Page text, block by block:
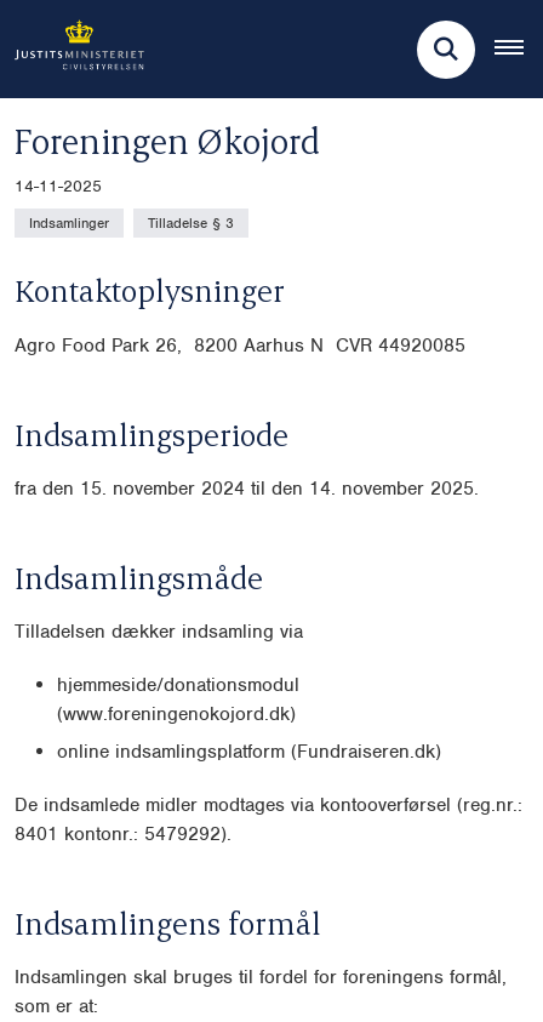
Foreningen Økojord
14-11-2025
Indsamlinger Tilladelse § 3
Kontaktoplysninger
Agro Food Park 26, 8200 Aarhus N CVR 44920085
Indsamlingsperiode
fra den 15. november 2024 til den 14. november 2025.
Indsamlingsmåde
Tilladelsen dækker indsamling via
hjemmeside/donationsmodul
(www.foreningenokojord.dk)
online indsamlingsplatform (Fundraiseren.dk)
De indsamlede midler modtages via kontooverførsel (reg.nr.:
8401 kontonr.: 5479292).
Indsamlingens formål
Indsamlingen skal bruges til fordel for foreningens formål,
som er at: